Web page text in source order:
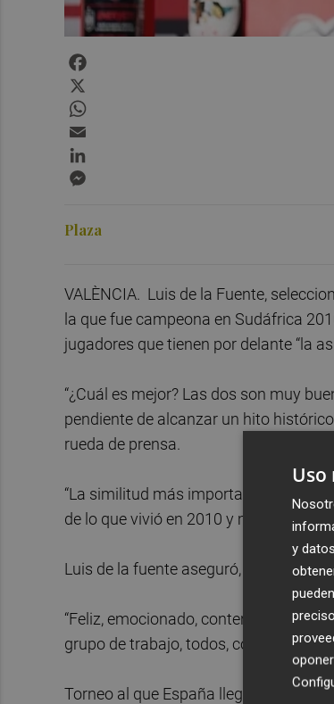
Plaza
VALÈNCIA. Luis de la Fuente,
la que fue campeona en Sudáfrica
jugadores que tienen por delante “la
“¿Cuál es mejor? Las dos son muy
pendiente de alcanzar un hito
rueda de prensa.
“La similitud más importante es la
de lo que vivió en 2010 y me
Luis de la fuente aseguró, además,
“Feliz, emocionado, contento… Voy a
grupo de trabajo, todos, con una
Torneo al que España llega como
Uso
y